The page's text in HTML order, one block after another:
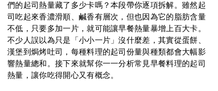
們的起司熱量藏了多少卡嗎？本段帶你逐項拆解。雖然起
司吃起來香濃滑順、鹹香有層次，但也因為它的脂肪含量
不低，只要多加一片，就可能讓早餐熱量暴增上百大卡。
不少人誤以為只是「小小一片」沒什麼差，其實從蛋餅、
漢堡到焗烤吐司，每種料理的起司份量與種類都會大幅影
響熱量總和。接下來就幫你一一分析常見早餐料理的起司
熱量，讓你吃得開心又有概念。